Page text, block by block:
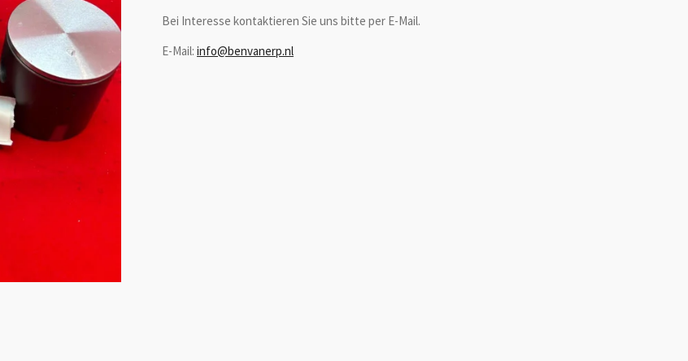
Bei Interesse kontaktieren Sie uns bitte per E-Mail.
E-Mail: info@benvanerp.nl